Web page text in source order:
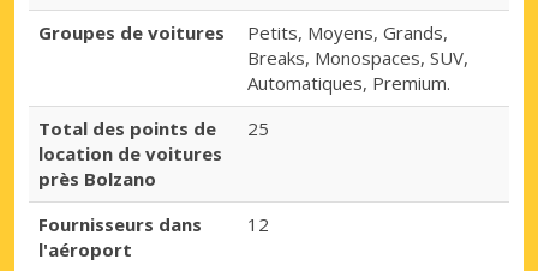
Groupes de voitures
Petits, Moyens, Grands,
Breaks, Monospaces, SUV,
Automatiques, Premium.
Total des points de
location de voitures
près Bolzano
25
Fournisseurs dans
l'aéroport
12